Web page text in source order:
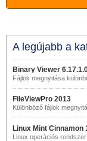
A legújabb a
Binary Viewer
Fájlok megnyitása
formátumokban
FileViewPro 2013
Különböző fájlok
Linux Mint Cinnamon
Linux operációs rendszer